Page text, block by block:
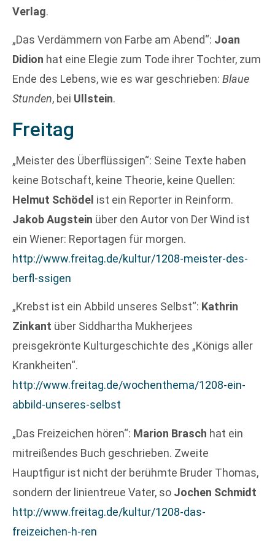
Verlag.
„Das Verdämmern von Farbe am Abend“: Joan
Didion hat eine Elegie zum Tode ihrer Tochter, zum
Ende des Lebens, wie es war geschrieben: Blaue
Stunden, bei Ullstein.
Freitag
„Meister des Überflüssigen“: Seine Texte haben
keine Botschaft, keine Theorie, keine Quellen:
Helmut Schödel ist ein Reporter in Reinform.
Jakob Augstein über den Autor von Der Wind ist
ein Wiener: Reportagen für morgen.
http://www.freitag.de/kultur/1208-meister-des-
berfl-ssigen
„Krebst ist ein Abbild unseres Selbst“: Kathrin
Zinkant über Siddhartha Mukherjees
preisgekrönte Kulturgeschichte des „Königs aller
Krankheiten“.
http://www.freitag.de/wochenthema/1208-ein-
abbild-unseres-selbst
„Das Freizeichen hören“: Marion Brasch hat ein
mitreißendes Buch geschrieben. Zweite
Hauptfigur ist nicht der berühmte Bruder Thomas,
sondern der linientreue Vater, so Jochen Schmidt
http://www.freitag.de/kultur/1208-das-
freizeichen-h-ren